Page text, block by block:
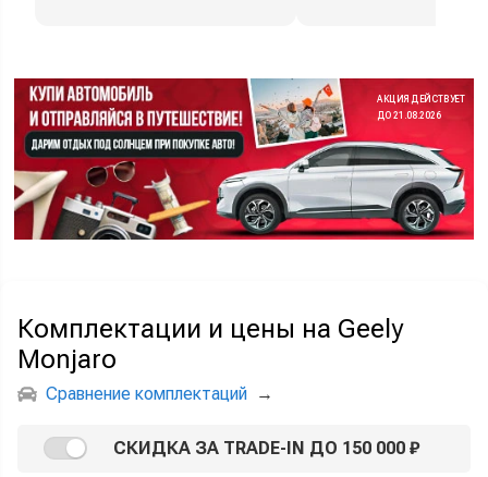
АКЦИЯ ДЕЙСТВУЕТ
ДО 21.08.2026
Комплектации и цены на Geely
Monjaro
Сравнение комплектаций →
СКИДКА ЗА TRADE-IN ДО 150 000 ₽